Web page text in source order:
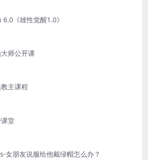
6.0《雄性觉醒1.0》
师公开课
主课程
堂
女朋友说服给他戴绿帽怎么办？